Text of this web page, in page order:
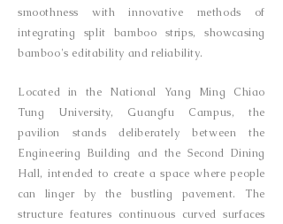
smoothness with innovative methods of
integrating split bamboo strips, showcasing
bamboo's editability and reliability.
Located in the National Yang Ming Chiao
Tung University, Guangfu Campus, the
pavilion stands deliberately between the
Engineering Building and the Second Dining
Hall, intended to create a space where people
can linger by the bustling pavement. The
structure features continuous curved surfaces